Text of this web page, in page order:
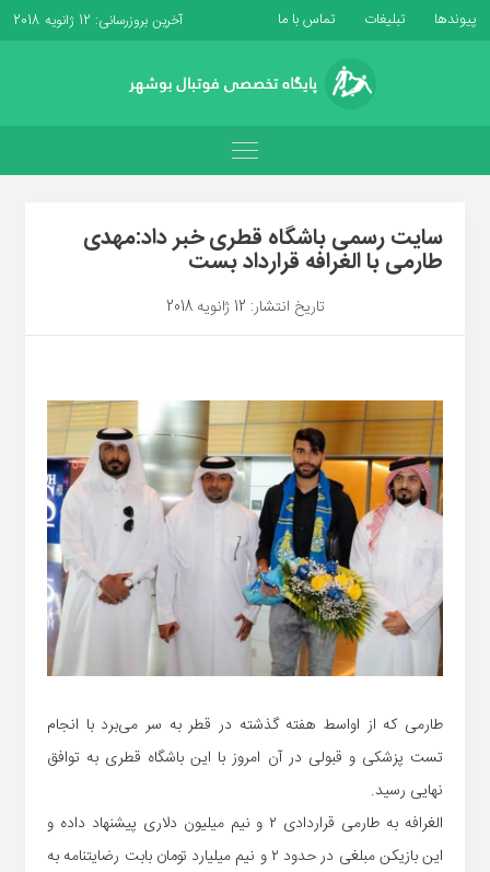
پیوندها تبلیغات تماس با ما آخرین بروزرسانی: 12 ژانویه 2018
سایت رسمی باشگاه قطری خبر داد:مهدی
طارمی با الغرافه قرارداد بست
تاریخ انتشار: 12 ژانویه 2018
طارمی که از اواسط هفته گذشته در قطر به سر می‌برد با انجام
تست پزشکی و قبولی در آن امروز با این باشگاه قطری به توافق
نهایی رسید.
الغرافه به طارمی قراردادی ۲ و نیم میلیون دلاری پیشنهاد داده و
این بازیکن مبلغی در حدود ۲ و نیم میلیارد تومان بابت رضایتنامه به